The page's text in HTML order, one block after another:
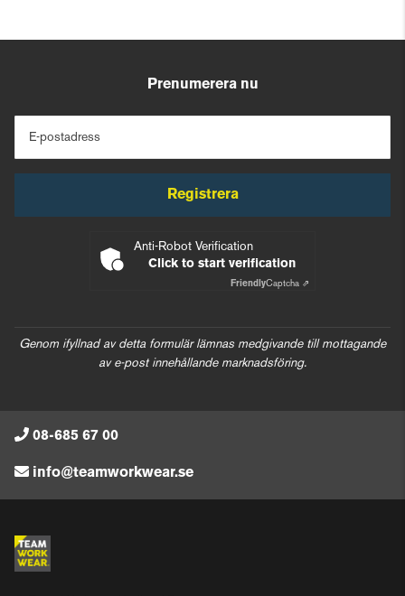
Prenumerera nu
E-postadress
Registrera
Anti-Robot Verification
Click to start verification
FriendlyCaptcha ⇗
Genom ifyllnad av detta formulär lämnas medgivande till mottagande
av e-post innehållande marknadsföring.
08-685 67 00
info@teamworkwear.se